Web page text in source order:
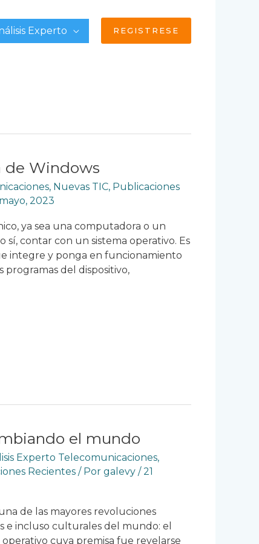
Experto REGISTRESE
de Windows
, Nuevas TIC, Publicaciones
2023
ya sea una computadora o un
sí, contar con un sistema operativo. Es
integre y ponga en funcionamiento
programas del dispositivo,
el mundo
Experto Telecomunicaciones,
Recientes / Por galevy /21
de las mayores revoluciones
e incluso culturales del mundo: el
cuya premisa fue revelarse